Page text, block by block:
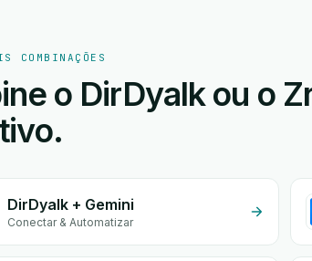
COMBINAÇÕES
o DirDyalk ou o
DirDyalk + Gemini
Conectar & Automatizar